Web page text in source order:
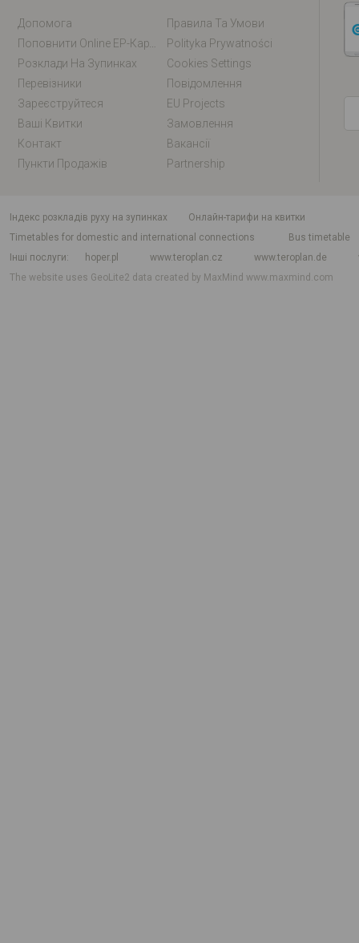
Допомога
Правила Та Умови
Polityka Prywatności
Розклади На Зупинках
Cookies Settings
Перевізники
Повідомлення
Зареєструйтеся
EU Projects
Ваші Квитки
Замовлення
Контакт
Вакансії
Пункти Продажів
Partnership
індекс розкладів руху на зупинках
Онлайн-тарифи на квитки
Timetables for domestic and international connections
Bus timetable
Інші послуги
hoper.pl www.teroplan.cz www.teroplan.de
The website uses GeoLite2 data created by MaxMindwww.maxmind.com